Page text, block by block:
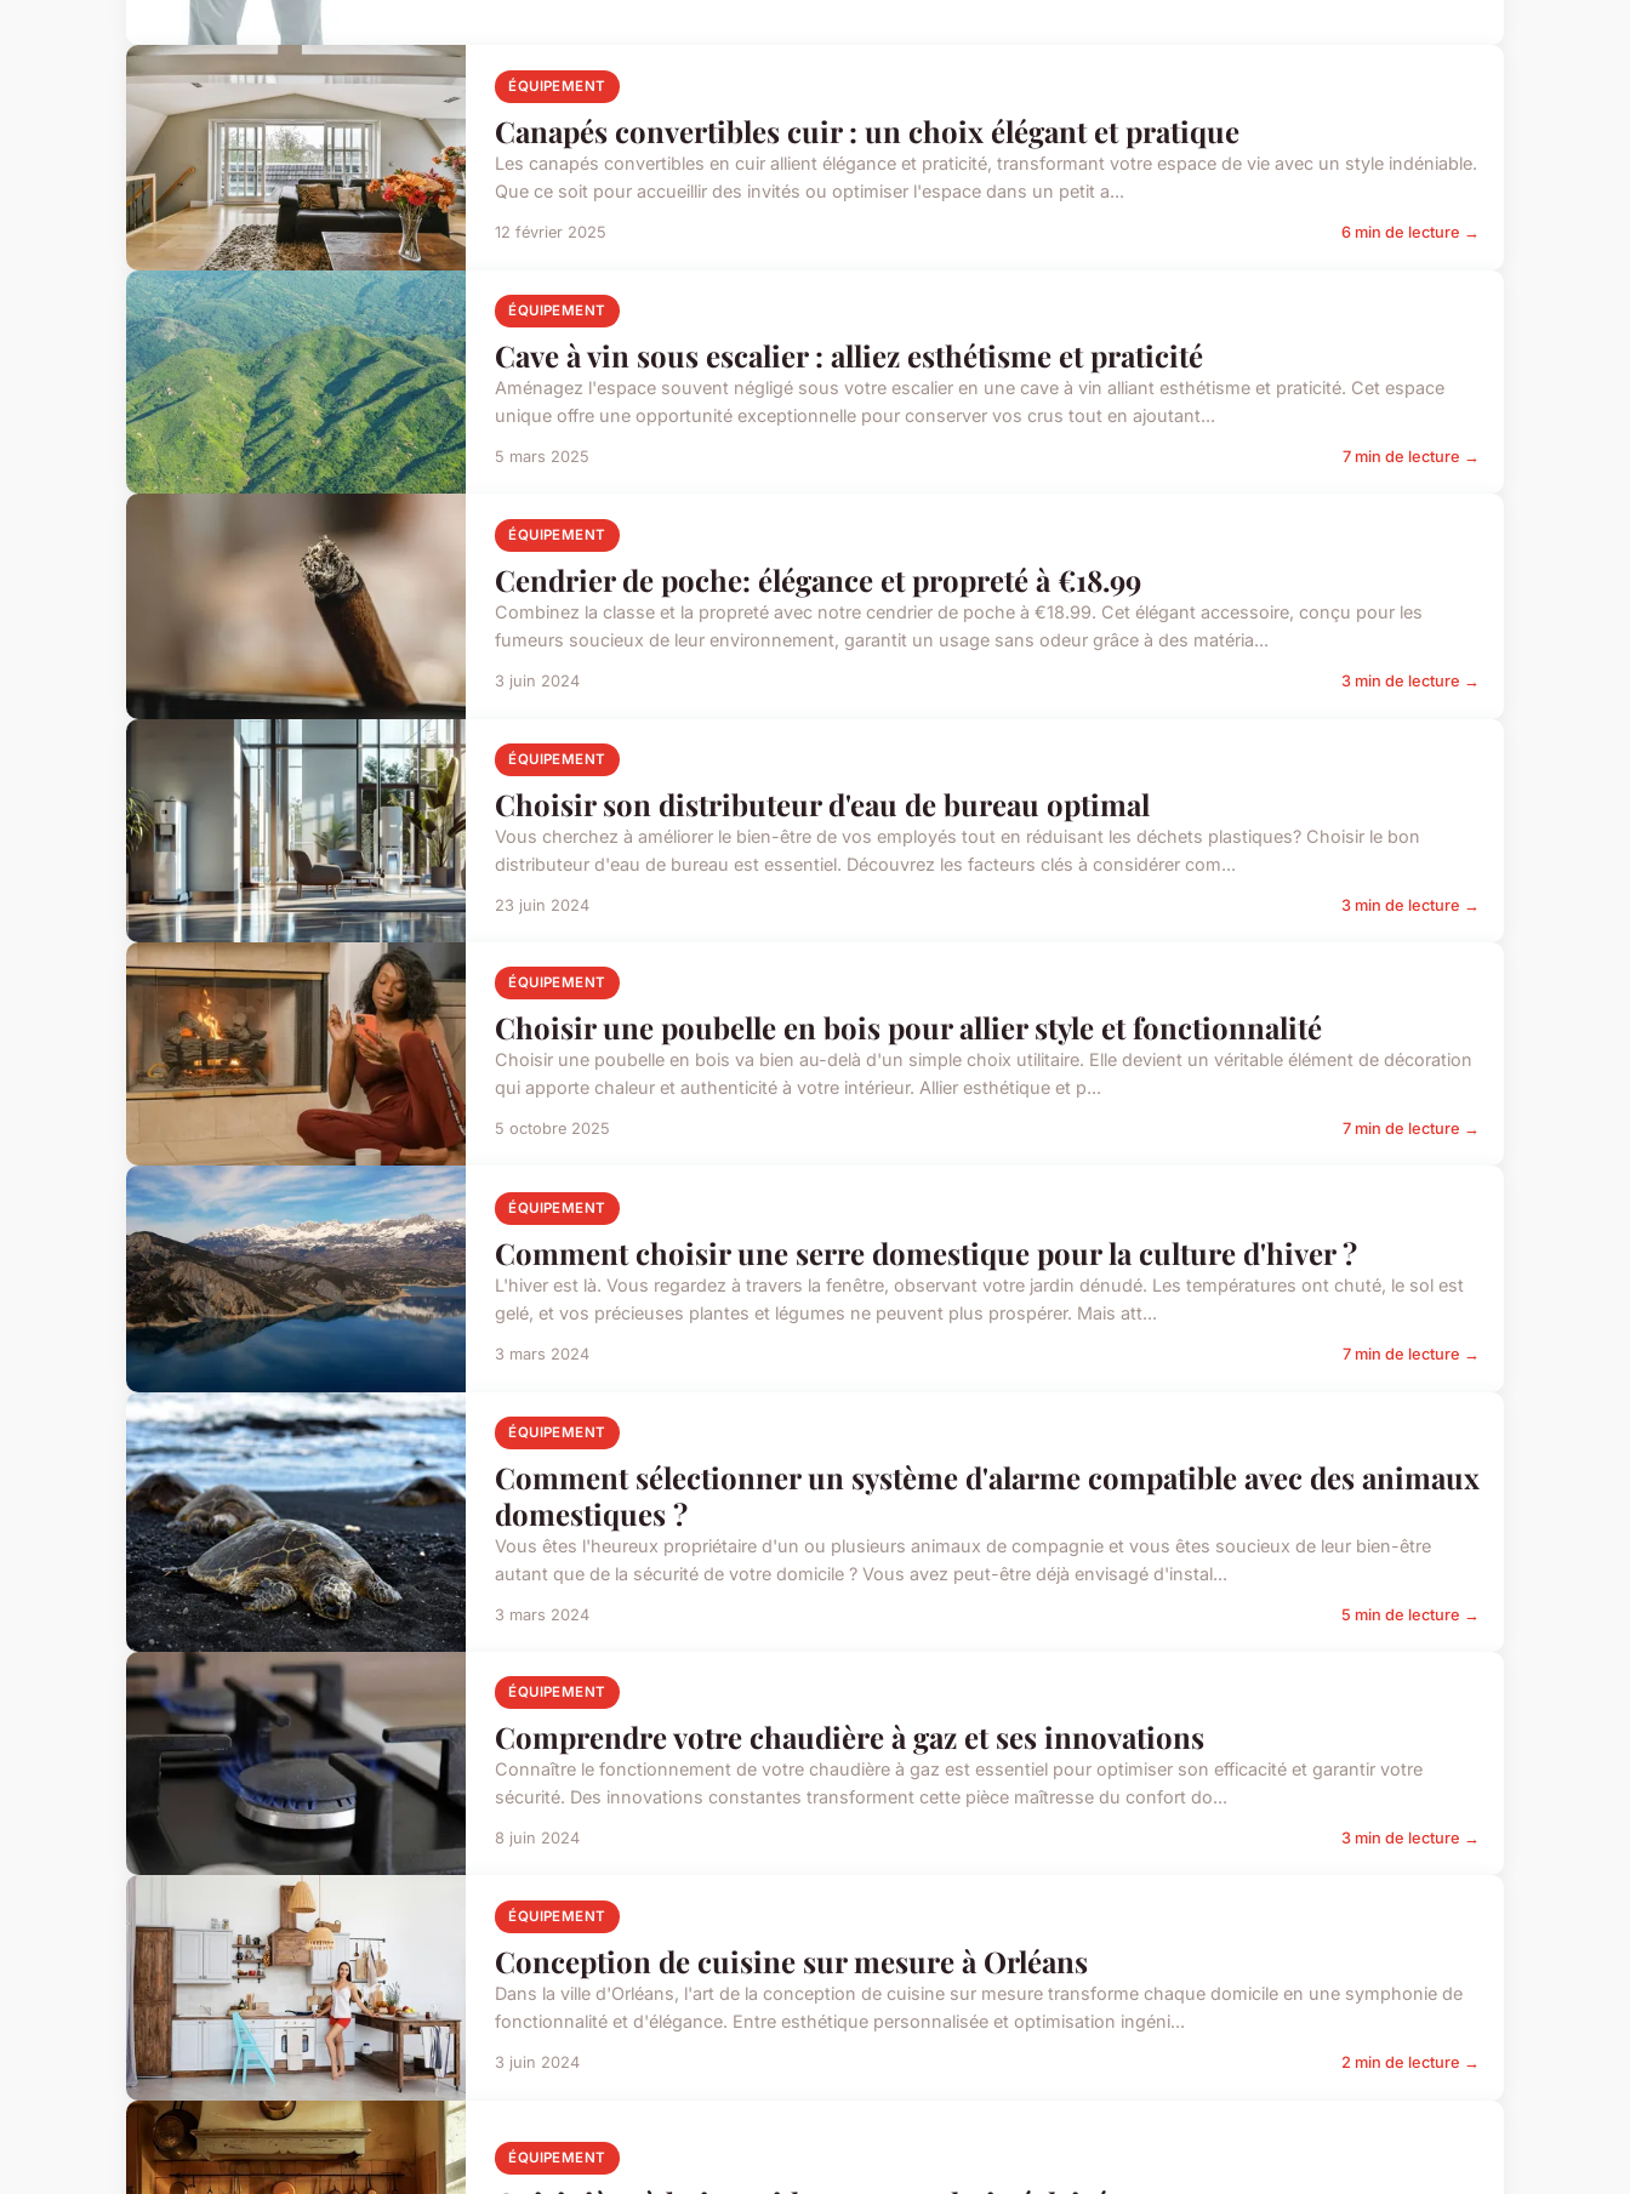
ÉQUIPEMENT
Canapés convertibles cuir : un choix élégant et pratique
Les canapés convertibles en cuir allient élégance et praticité, transformant votre espace de vie avec un style indéniable.
Que ce soit pour accueillir des invités ou optimiser l'espace dans un petit a...
12 février 2025 6 min de lecture →
ÉQUIPEMENT
Cave à vin sous escalier : alliez esthétisme et praticité
Aménagez l'espace souvent négligé sous votre escalier en une cave à vin alliant esthétisme et praticité. Cet espace
unique offre une opportunité exceptionnelle pour conserver vos crus tout en ajoutant...
5 mars 2025 7 min de lecture →
ÉQUIPEMENT
Cendrier de poche: élégance et propreté à €18.99
Combinez la classe et la propreté avec notre cendrier de poche à €18.99. Cet élégant accessoire, conçu pour les
fumeurs soucieux de leur environnement, garantit un usage sans odeur grâce à des matéria...
3 juin 2024 3 min de lecture →
ÉQUIPEMENT
Choisir son distributeur d'eau de bureau optimal
Vous cherchez à améliorer le bien-être de vos employés tout en réduisant les déchets plastiques? Choisir le bon
distributeur d'eau de bureau est essentiel. Découvrez les facteurs clés à considérer com...
23 juin 2024 3 min de lecture →
ÉQUIPEMENT
Choisir une poubelle en bois pour allier style et fonctionnalité
Choisir une poubelle en bois va bien au-delà d'un simple choix utilitaire. Elle devient un véritable élément de décoration
qui apporte chaleur et authenticité à votre intérieur. Allier esthétique et p...
5 octobre 2025 7 min de lecture →
ÉQUIPEMENT
Comment choisir une serre domestique pour la culture d'hiver ?
L'hiver est là. Vous regardez à travers la fenêtre, observant votre jardin dénudé. Les températures ont chuté, le sol est
gelé, et vos précieuses plantes et légumes ne peuvent plus prospérer. Mais att...
3 mars 2024 7 min de lecture →
ÉQUIPEMENT
Comment sélectionner un système d'alarme compatible avec des animaux
domestiques ?
Vous êtes l'heureux propriétaire d'un ou plusieurs animaux de compagnie et vous êtes soucieux de leur bien-être
autant que de la sécurité de votre domicile ? Vous avez peut-être déjà envisagé d'instal...
3 mars 2024 5 min de lecture →
ÉQUIPEMENT
Comprendre votre chaudière à gaz et ses innovations
Connaître le fonctionnement de votre chaudière à gaz est essentiel pour optimiser son efficacité et garantir votre
sécurité. Des innovations constantes transforment cette pièce maîtresse du confort do...
8 juin 2024 3 min de lecture →
ÉQUIPEMENT
Conception de cuisine sur mesure à Orléans
Dans la ville d'Orléans, l'art de la conception de cuisine sur mesure transforme chaque domicile en une symphonie de
fonctionnalité et d'élégance. Entre esthétique personnalisée et optimisation ingéni...
3 juin 2024 2 min de lecture →
ÉQUIPEMENT